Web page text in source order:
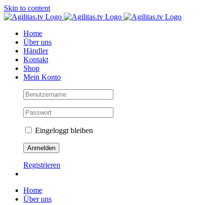
Skip to content
Home
Über uns
Händler
Kontakt
Shop
Mein Konto
Eingeloggt bleiben
Registrieren
Home
Über uns